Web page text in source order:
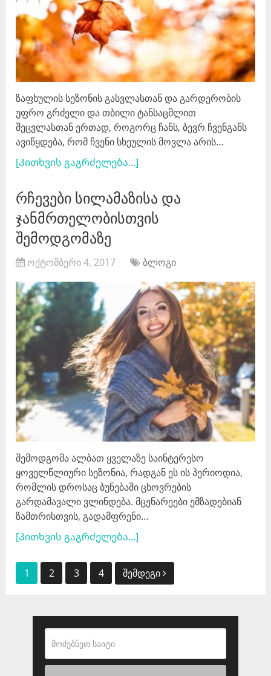
ზაფხულის სეზონის გასვლასთან და გარდერობის
უფრო გრძელი და თბილი ტანსაცმლით
შეცვლასთან ერთად, როგორც ჩანს, ბევრ ჩვენგანს
ავიწყდება, რომ ჩვენი სხეულის მოვლა არის…
[Კითხვის გაგრძელება...]
რჩევები სილამაზისა და
ჯანმრთელობისთვის
შემოდგომაზე
ოქტომბერი 4, 2017 ბლოგი
შემოდგომა ალბათ ყველაზე საინტერესო
ყოველწლიური სეზონია, რადგან ეს ის პერიოდია,
რომლის დროსაც ბუნებაში ცხოვრების
გარდამავალი ვლინდება. მცენარეები ემზადებიან
ზამთრისთვის, გადამფრენი…
[Კითხვის გაგრძელება...]
პოსტების
1 2 3 4 შემდეგი